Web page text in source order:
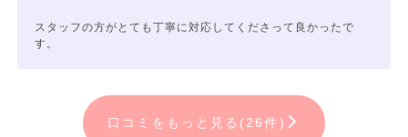
スタッフの方がとても丁寧に対応してくださって良かったで
す。
口コミをもっと見る(26件)